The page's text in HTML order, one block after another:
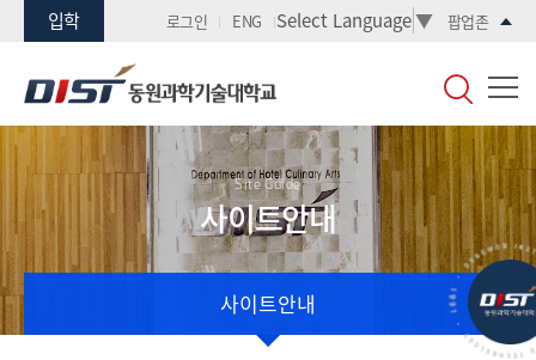
입학 로그인 ENG Select Language▼ 팝업존
Site Guide
사이트안내
사이트안내